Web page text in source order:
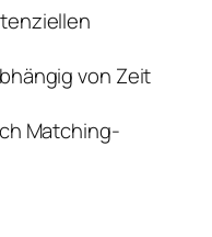
von Zeit
Matching-